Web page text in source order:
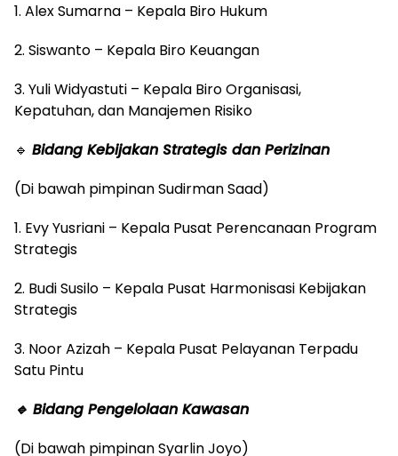
1. Alex Sumarna – Kepala Biro Hukum
2. Siswanto – Kepala Biro Keuangan
3. Yuli Widyastuti – Kepala Biro Organisasi,
Kepatuhan, dan Manajemen Risiko
🔹 Bidang Kebijakan Strategis dan Perizinan
(Di bawah pimpinan Sudirman Saad)
1. Evy Yusriani – Kepala Pusat Perencanaan Program
Strategis
2. Budi Susilo – Kepala Pusat Harmonisasi Kebijakan
Strategis
3. Noor Azizah – Kepala Pusat Pelayanan Terpadu
Satu Pintu
🔹 Bidang Pengelolaan Kawasan
(Di bawah pimpinan Syarlin Joyo)